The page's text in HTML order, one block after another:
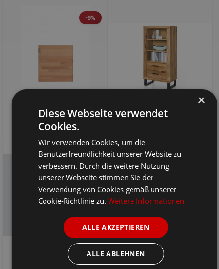
-9%
Holztür für Würfel Marco
62,50 € 56,90 €
Eiche Tina Regal
Glastür Element doppelt für
Regalwürfel System DIRG
Glastür Element Front für
Würfelregal DIRG
×
Diese Webseite verwendet
Cookies.
Wir verwenden Cookies, um die
Benutzerfreundlichkeit unserer Website zu
verbessern. Durch die weitere Nutzung
unserer Webseite stimmen Sie der
Verwendung von Cookies gemäß unserer
Cookie-Richtlinie zu.Weitere Informationen
ALLE AKZEPTIEREN
ALLE ABLEHNEN